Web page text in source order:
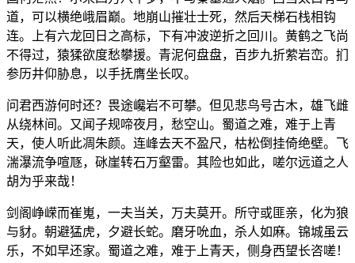
道，可以横绝峨眉巅。地崩山摧壮士死，然后天梯石栈相钩
连。上有六龙回日之高标，下有冲波逆折之回川。黄鹤之飞尚
不得过，猿猱欲度愁攀援。青泥何盘盘，百步九折萦岩峦。扪
参历井仰胁息，以手抚膺坐长叹。
问君西游何时还？畏途巉岩不可攀。但见悲鸟号古木，雄飞雌
从绕林间。又闻子规啼夜月，愁空山。蜀道之难，难于上青
天，使人听此凋朱颜。连峰去天不盈尺，枯松倒挂倚绝壁。飞
湍瀑流争喧豗，砯崖转石万壑雷。其险也如此，嗟尔远道之人
胡为乎来哉！
剑阁峥嵘而崔嵬，一夫当关，万夫莫开。所守或匪亲，化为狼
与豺。朝避猛虎，夕避长蛇。磨牙吮血，杀人如麻。锦城虽云
乐，不如早还家。蜀道之难，难于上青天，侧身西望长咨嗟！